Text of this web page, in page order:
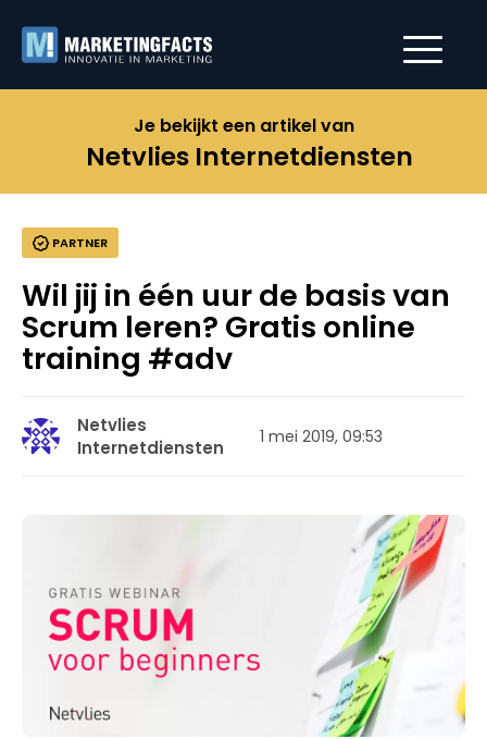
Je bekijkt een artikel van
Netvlies Internetdiensten
PARTNER
Wil jij in één uur de basis van
Scrum leren? Gratis online
training #adv
Netvlies
Internetdiensten
1 mei 2019, 09:53